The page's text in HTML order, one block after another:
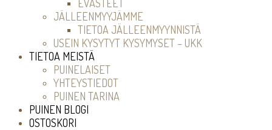
EVÄSTEET
JÄLLEENMYYJÄMME
TIETOA JÄLLEENMYYNNISTÄ
USEIN KYSYTYT KYSYMYSET – UKK
TIETOA MEISTÄ
PUINELAISET
YHTEYSTIEDOT
PUINEN TARINA
PUINEN BLOGI
OSTOSKORI